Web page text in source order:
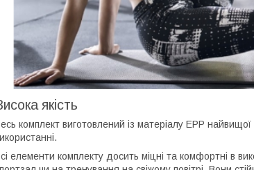
якість
комплект виготовлений із матеріалу EPP найвищої
елементи комплекту досить міцні та комфортні в